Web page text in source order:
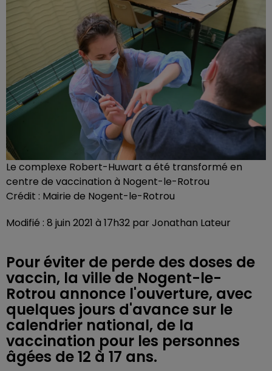
Le complexe Robert-Huwart a été transformé en
centre de vaccination à Nogent-le-Rotrou
Crédit : Mairie de Nogent-le-Rotrou
Modifié : 8 juin 2021 à 17h32 par Jonathan Lateur
Pour éviter de perde des doses de
vaccin, la ville de Nogent-le-
Rotrou annonce l'ouverture, avec
quelques jours d'avance sur le
calendrier national, de la
vaccination pour les personnes
âgées de 12 à 17 ans.